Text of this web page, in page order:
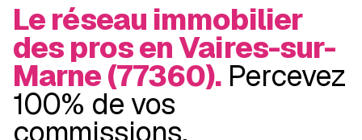
Le réseau immobilier
des pros en Vaires-sur-
Marne (77360). Percevez
100% de vos
commissions.